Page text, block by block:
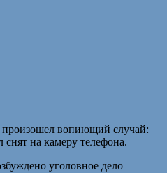
произошел вопиющий случай:
на камеру телефона.
уголовное дело